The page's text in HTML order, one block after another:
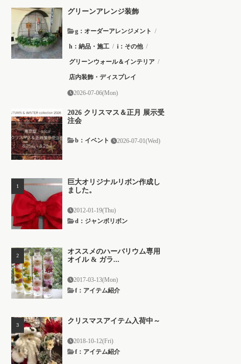
グリーンアレンジ装飾
g：オーダーアレンジメント /
h：納品・施工 / i：その他 /
グリーンウォール＆インテリア /
店内装飾・ディスプレイ
2026-07-06(Mon)
2026 クリスマス＆正月 展示受
注会
b：イベント 2026-07-01(Wed)
巨大オリジナルリボン作成し
ました。
2012-01-19(Thu)
d：ジャンボリボン
オススメのハーバリウム専用
オイル & ガラ...
2017-03-13(Mon)
f：アイテム紹介
クリスマスアイテム入荷中～
2018-10-12(Fri)
f：アイテム紹介